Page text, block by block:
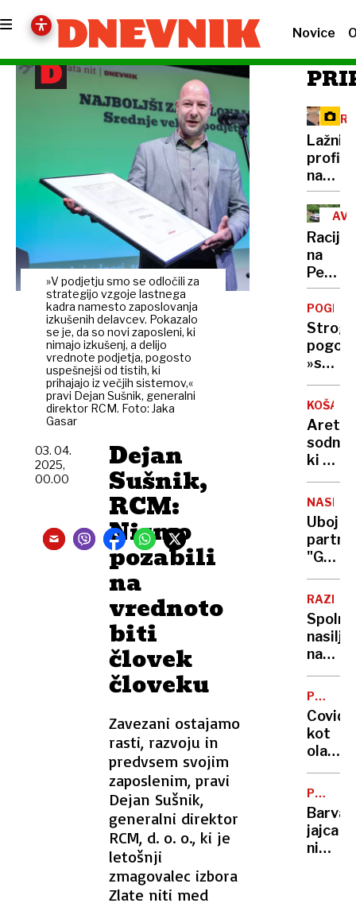
Novice
»V podjetju smo se odločili za
strategijo vzgoje lastnega
kadra namesto zaposlovanja
izkušenih delavcev. Pokazalo
se je, da so novi zaposleni, ki
nimajo izkušenj, a delijo
vrednote podjetja, pogosto
uspešnejši od tistih, ki
prihajajo iz večjih sistemov,«
pravi Dejan Sušnik, generalni
direktor RCM. Foto: Jaka
Gasar
Dejan
Sušnik,
RCM:
Nismo
pozabili
na
vrednoto
biti
človek
človeku
Zavezani ostajamo
rasti, razvoju in
predvsem svojim
zaposlenim, pravi
Dejan Sušnik,
generalni direktor
RCM, d. o. o., ki je
letošnji
zmagovalec izbora
Zlate niti med
03. 04.
2025,
00.00
Lažni
profili
na
Prijeli
trojico,
ki je
v
Celju
Racija
na
je
pod
ne
bo
Strogi
pogoji,
zakon?
Vse,
kar
vedeti
o
o
ki ni
Iva
Sumijo
ga
s
NASILJE
Uboj
"Grozil
je,
da
mi
bo
izrezal
iz
Spolno
nasilje
nad
otroki:
Vse
več
zlorab
v
kje
jih je
ZLORAB
Covid
kot
pri
zlorab
otrok
KOTIČEK
Barva
jajca
ni